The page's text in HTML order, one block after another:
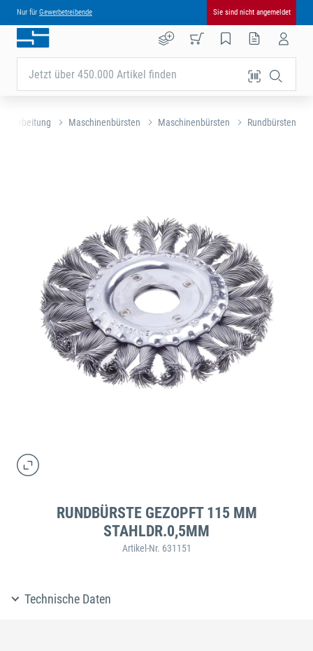
Nur für Gewerbetreibende Sie sind nicht angemeldet
Jetzt über 450.000 Artikel finden
Maschinenbürsten Maschinenbürsten Rundbürsten
RUNDBÜRSTE GEZOPFT 115 MM
STAHLDR.0,5MM
Artikel-Nr. 631151
Technische Daten